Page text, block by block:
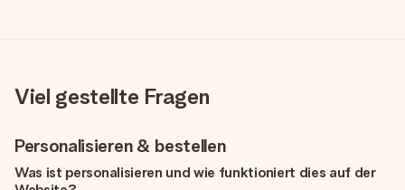
Viel gestellte Fragen
Personalisieren & bestellen
Was ist personalisieren und wie funktioniert dies auf der